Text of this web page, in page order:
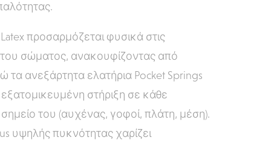
προσαρμόζεται φυσικά στις
σώματος, ανακουφίζοντας από
τα ανεξάρτητα ελατήρια Pocket Springs
στήριξη σε κάθε
του (αυχένας, γοφοί, πλάτη, μέση).
υψηλής πυκνότητας χαρίζει